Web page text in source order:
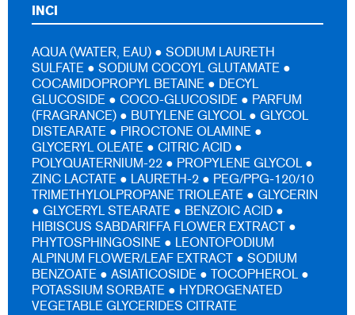
INCI
AQUA (WATER, EAU) ● SODIUM LAURETH
SULFATE ● SODIUM COCOYL GLUTAMATE ●
COCAMIDOPROPYL BETAINE ● DECYL
GLUCOSIDE ● COCO-GLUCOSIDE ● PARFUM
(FRAGRANCE) ● BUTYLENE GLYCOL ● GLYCOL
DISTEARATE ● PIROCTONE OLAMINE ●
GLYCERYL OLEATE ● CITRIC ACID ●
POLYQUATERNIUM-22 ● PROPYLENE GLYCOL ●
ZINC LACTATE ● LAURETH-2 ● PEG/PPG-120/10
TRIMETHYLOLPROPANE TRIOLEATE ● GLYCERIN
● GLYCERYL STEARATE ● BENZOIC ACID ●
HIBISCUS SABDARIFFA FLOWER EXTRACT ●
PHYTOSPHINGOSINE ● LEONTOPODIUM
ALPINUM FLOWER/LEAF EXTRACT ● SODIUM
BENZOATE ● ASIATICOSIDE ● TOCOPHEROL ●
POTASSIUM SORBATE ● HYDROGENATED
VEGETABLE GLYCERIDES CITRATE